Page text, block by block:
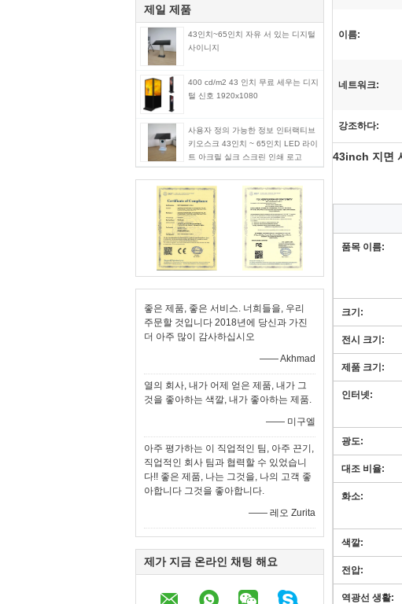
제일 제품
43인치~65인치 자유 서 있는 디지털
사이니지
400 cd/m2 43 인치 무료 세우는 디지
털 신호 1920x1080
사용자 정의 가능한 정보 인터랙티브
키오스크 43인치 ~ 65인치 LED 라이
트 아크릴 실크 스크린 인쇄 로고
좋은 제품, 좋은 서비스. 너희들을, 우리
주문할 것입니다 2018년에 당신과 가진
더 아주 많이 감사하십시오
—— Akhmad
열의 회사, 내가 어제 얻은 제품, 내가 그
것을 좋아하는 색깔, 내가 좋아하는 제품.
—— 미구엘
아주 평가하는 이 직업적인 팀, 아주 끈기,
직업적인 회사 팀과 협력할 수 있었습니
다!! 좋은 제품, 나는 그것을, 나의 고객 좋
아합니다 그것을 좋아합니다.
—— 레오 Zurita
제가 지금 온라인 채팅 해요
이름:
네트워크:
강조하다:
43inch 지면
품목 이름:
크기:
전시 크기:
제품 크기:
인터넷:
광도:
대조 비율:
화소:
색깔:
전압:
역광선 생활: